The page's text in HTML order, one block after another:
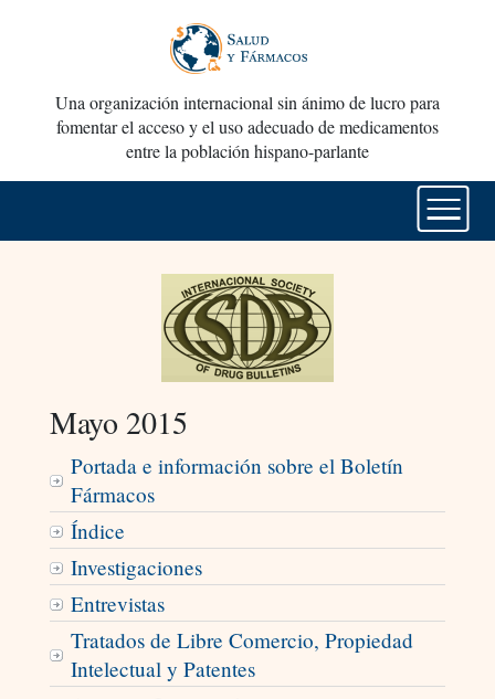
Una organización internacional sin ánimo de lucro para
fomentar el acceso y el uso adecuado de medicamentos
entre la población hispano-parlante
Mayo 2015
Portada e información sobre el Boletín
Fármacos
Índice
Investigaciones
Entrevistas
Tratados de Libre Comercio, Propiedad
Intelectual y Patentes